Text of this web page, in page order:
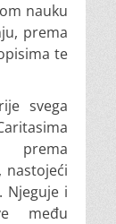
nauku
prema
te
svega
prema
nastojeći
Njeguje i
među